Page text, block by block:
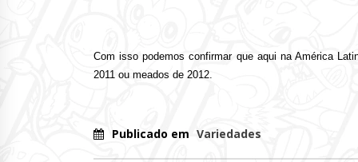
Com isso podemos confirmar que aqui na América
2011 ou meados de 2012.
Publicado em Variedades